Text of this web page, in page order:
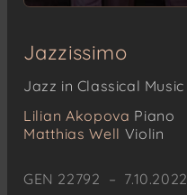
Jazzissimo
Jazz in Classical Music
Lilian Akopova Piano
Matthias Well Violin
GEN 22792 – 7.10.2022